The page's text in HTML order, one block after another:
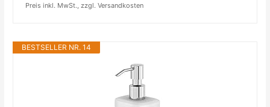
Preis inkl. MwSt., zzgl. Versandkosten
BESTSELLER NR. 14